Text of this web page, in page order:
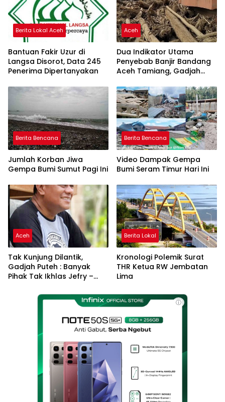
Berita Lokal Aceh
Bantuan Fakir Uzur di
Langsa Disorot, Data 245
Penerima Dipertanyakan
Aceh
Dua Indikator Utama
Penyebab Banjir Bandang
Aceh Tamiang, Gadjah
DAS
Berita Bencana
Jumlah Korban Jiwa
Gempa Bumi Sumut Pagi Ini
Berita Bencana
Video Dampak Gempa
Bumi Seram Timur Hari Ini
Aceh
Tak Kunjung Dilantik,
Gadjah Puteh : Banyak
Pihak Tak Ikhlas Jefry –
Berita Lokal
Kronologi Polemik Surat
THR Ketua RW Jembatan
Lima
ⓘ